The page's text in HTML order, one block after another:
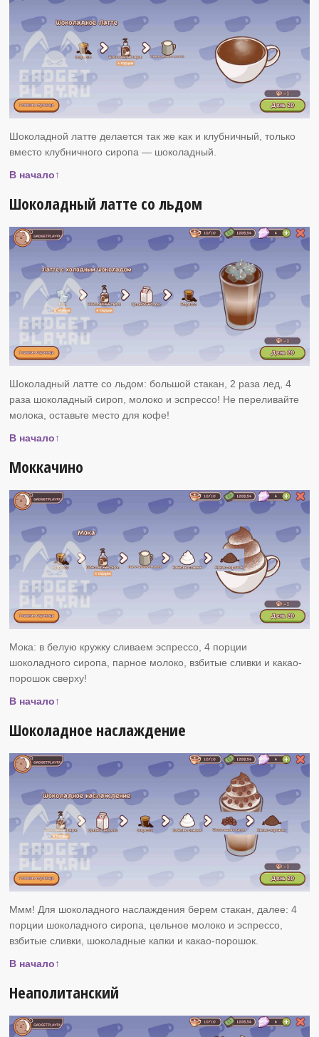
Шоколадной латте делается так же как и клубничный, только
вместо клубничного сиропа — шоколадный.
В начало↑
Шоколадный латте со льдом
Шоколадный латте со льдом: большой стакан, 2 раза лед, 4
раза шоколадный сироп, молоко и эспрессо! Не переливайте
молока, оставьте место для кофе!
В начало↑
Моккачино
Мока: в белую кружку сливаем эспрессо, 4 порции
шоколадного сиропа, парное молоко, взбитые сливки и какао-
порошок сверху!
В начало↑
Шоколадное наслаждение
Ммм! Для шоколадного наслаждения берем стакан, далее: 4
порции шоколадного сиропа, цельное молоко и эспрессо,
взбитые сливки, шоколадные капки и какао-порошок.
В начало↑
Неаполитанский